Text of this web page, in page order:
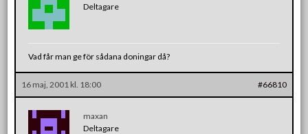
Deltagare
Vad får man ge för sådana doningar då?
16 maj, 2001 kl. 18:00 #66810
maxan
Deltagare